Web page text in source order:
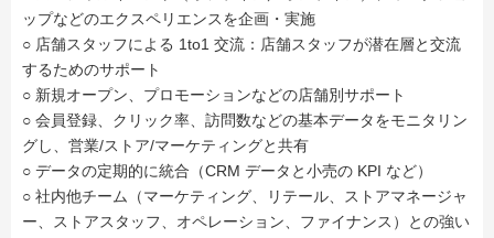
ップなどのエクスペリエンスを企画・実施
○ 店舗スタッフによる 1to1 交流：店舗スタッフが潜在層と交流
するためのサポート
○ 新規オープン、プロモーションなどの店舗別サポート
○ 会員登録、クリック率、訪問数などの基本データをモニタリン
グし、営業/ストア/マーケティングと共有
○ データの定期的に統合（CRM データと小売の KPI など）
○ 社内他チーム（マーケティング、リテール、ストアマネージャ
ー、ストアスタッフ、オペレーション、ファイナンス）との強い